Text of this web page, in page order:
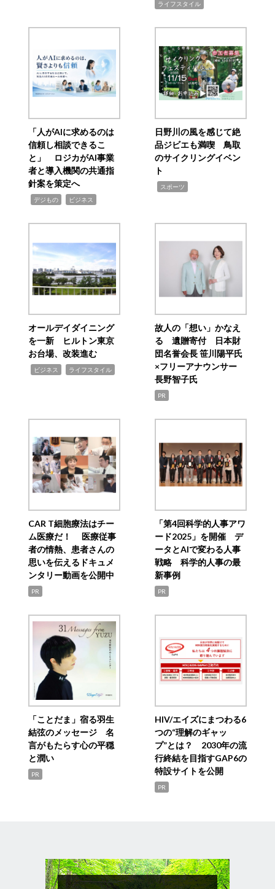
ライフスタイル
「人がAIに求めるのは
信頼し相談できるこ
と」 ロジカがAI事業
者と導入機関の共通指
針案を策定へ
デジもの ビジネス
日野川の風を感じて絶
品ジビエも満喫 鳥取
のサイクリングイベン
ト
スポーツ
オールデイダイニング
を一新 ヒルトン東京
お台場、改装進む
ビジネス ライフスタイル
故人の「想い」かなえ
る 遺贈寄付 日本財
団名誉会長 笹川陽平氏
×フリーアナウンサー
長野智子氏
PR
CAR T細胞療法はチー
ム医療だ！ 医療従事
者の情熱、患者さんの
思いを伝えるドキュメ
ンタリー動画を公開中
PR
「第4回科学的人事アワ
ード2025」を開催 デ
ータとAIで変わる人事
戦略 科学的人事の最
新事例
PR
「ことだま」宿る羽生
結弦のメッセージ 名
言がもたらす心の平穏
と潤い
PR
HIV/エイズにまつわる6
つの“理解のギャッ
プ”とは？ 2030年の流
行終結を目指すGAP6の
特設サイトを公開
PR